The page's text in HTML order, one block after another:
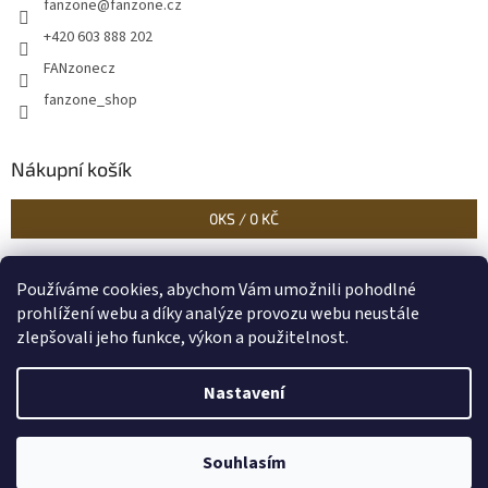
Používáme cookies, abychom Vám umožnili pohodlné
prohlížení webu a díky analýze provozu webu neustále
zlepšovali jeho funkce, výkon a použitelnost.
Nastavení
Souhlasím
fanzone@fanzone.cz
+420 603 888 202
FANzonecz
fanzone_shop
Nákupní košík
0KS / 0 KČ
Historické dokumenty Linoryty - nástěnky Blog Sportantique.cz
Vytvořil Shoptet
FANzone. Všechna práva vyhrazena.